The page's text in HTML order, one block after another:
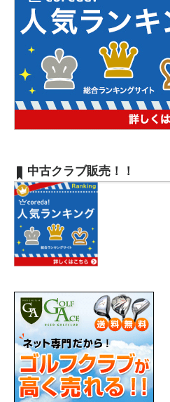
中古クラブ販売！！